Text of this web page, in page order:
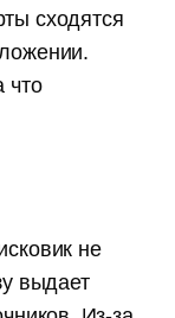
сходятся
что
не
выдает